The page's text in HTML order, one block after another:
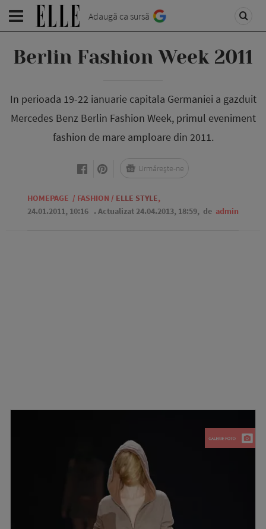
Adaugă ca sursă
Berlin Fashion Week 2011
In perioada 19-22 ianuarie capitala Germaniei a gazduit
Mercedes Benz Berlin Fashion Week, primul eveniment
fashion de mare amploare din 2011.
HOMEPAGE / FASHION / ELLE STYLE,
24.01.2011, 10:16 . Actualizat 24.04.2013, 18:59, de admin
Urmărește-ne